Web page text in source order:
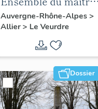
autel et retable-
tabernacle.
Auvergne-Rhône-Alpes>
Allier> Le Veurdre
Dossier